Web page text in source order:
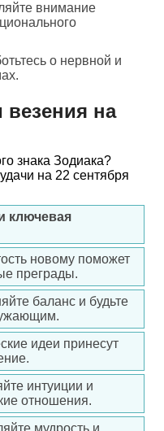
внимание
о нервной и
везения на
знака Зодиака?
на 22 сентября
ключевая
новому поможет
преграды.
баланс и будьте
идеи принесут
интуиции и
отношения.
мудрость и